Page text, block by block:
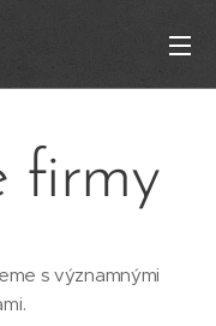
firmy
s významnými